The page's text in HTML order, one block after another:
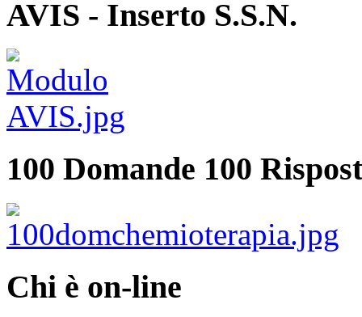
AVIS - Inserto S.S.N.
100 Domande 100
Chi è on-line